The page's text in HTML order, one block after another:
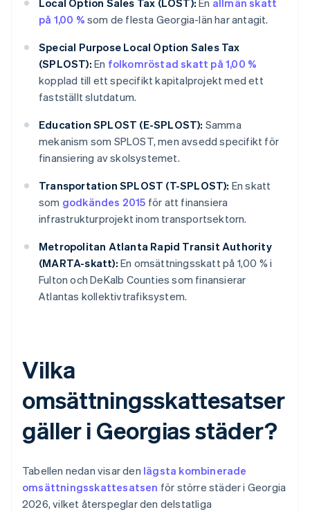
Local Option Sales Tax (LOST): En allmän skatt
på 1,00 % som de flesta Georgia-län har antagit.
Special Purpose Local Option Sales Tax
(SPLOST): En folkomröstad skatt på 1,00 %
kopplad till ett specifikt kapitalprojekt med ett
fastställt slutdatum.
Education SPLOST (E-SPLOST): Samma
mekanism som SPLOST, men avsedd specifikt för
finansiering av skolsystemet.
Transportation SPLOST (T-SPLOST): En skatt
som godkändes 2015 för att finansiera
infrastrukturprojekt inom transportsektorn.
Metropolitan Atlanta Rapid Transit Authority
(MARTA-skatt): En omsättningsskatt på 1,00 % i
Fulton och DeKalb Counties som finansierar
Atlantas kollektivtrafiksystem.
Vilka
omsättningsskattesatser
gäller i Georgias städer?
Tabellen nedan visar den lägsta kombinerade
omsättningsskattesatsen för större städer i Georgia
2026, vilket återspeglar den delstatliga